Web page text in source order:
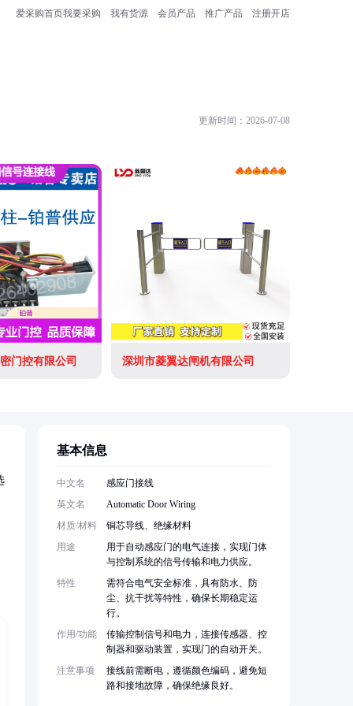
爱采购首页我要采购 我有货源 会员产品 推广产品 注册开店
更新时间：2026-07-08
门控有限公司 深圳市菱翼达闸机有限公司
基本信息
中文名
感应门接线
英文名
Automatic Door Wiring
材质/材料
铜芯导线、绝缘材料
用途
用于自动感应门的电气连接，实现门体
与控制系统的信号传输和电力供应。
特性
需符合电气安全标准，具有防水、防
尘、抗干扰等特性，确保长期稳定运
行。
作用/功能
传输控制信号和电力，连接传感器、控
制器和驱动装置，实现门的自动开关。
注意事项
接线前需断电，遵循颜色编码，避免短
路和接地故障，确保绝缘良好。